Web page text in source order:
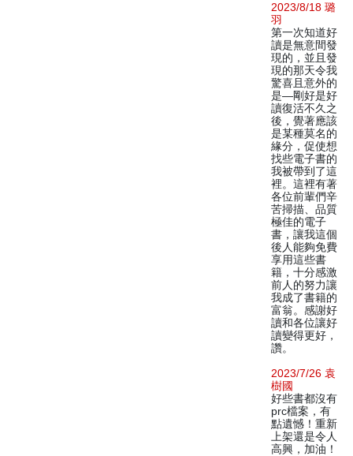
2023/8/18 璐
羽
第一次知道好
讀是無意間發
現的，並且發
現的那天令我
驚喜且意外的
是—剛好是好
讀復活不久之
後，覺著應該
是某種莫名的
緣分，促使想
找些電子書的
我被帶到了這
裡。這裡有著
各位前輩們辛
苦掃描、品質
極佳的電子
書，讓我這個
後人能夠免費
享用這些書
籍，十分感激
前人的努力讓
我成了書籍的
富翁。感謝好
讀和各位讓好
讀變得更好，
讚。
2023/7/26 袁
樹國
好些書都沒有
prc檔案，有
點遺憾！重新
上架還是令人
高興，加油！